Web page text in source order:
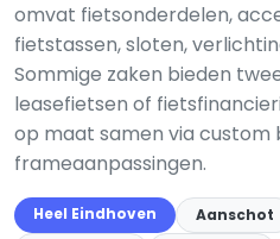
omvat fietsonderdelen,
fietstassen, sloten,
Sommige zaken bieden
leasefietsen of
op maat samen via custom
frameaanpassingen.
Heel Eindhoven Aanschot